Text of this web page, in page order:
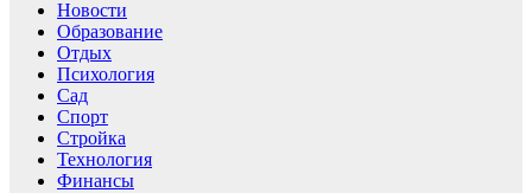
Новости
Образование
Отдых
Психология
Сад
Спорт
Стройка
Технология
Финансы